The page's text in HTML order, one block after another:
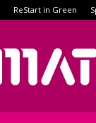
ReStart in Green